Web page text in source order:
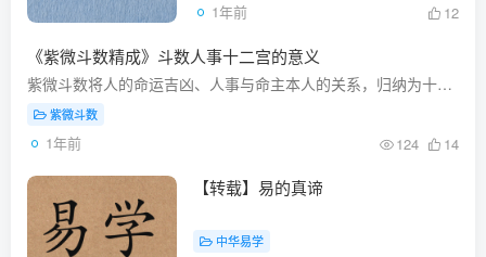
1年前 12
《紫微斗数精成》斗数人事十二宫的意义
紫微斗数将人的命运吉凶、人事与命主本人的关系，归纳为十二大类，称人事十二宫，十二宫的名称就代表相应的六亲等人事。例如命宫代表本人，兄弟宫代表兄弟等。
紫微斗数
1年前 124 14
【转载】易的真谛
中华易学